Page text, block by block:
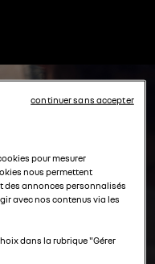
pour mesurer
nous permettent
des annonces personnalisés
avec nos contenus via les
dans la rubrique "Gérer
continuer sans accepter